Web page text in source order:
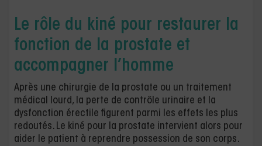
Le rôle du kiné pour restaurer la
fonction de la prostate et
accompagner l’homme
Après une chirurgie de la prostate ou un traitement
médical lourd, la perte de contrôle urinaire et la
dysfonction érectile figurent parmi les effets les plus
redoutés. Le kiné pour la prostate intervient alors pour
aider le patient à reprendre possession de son corps.